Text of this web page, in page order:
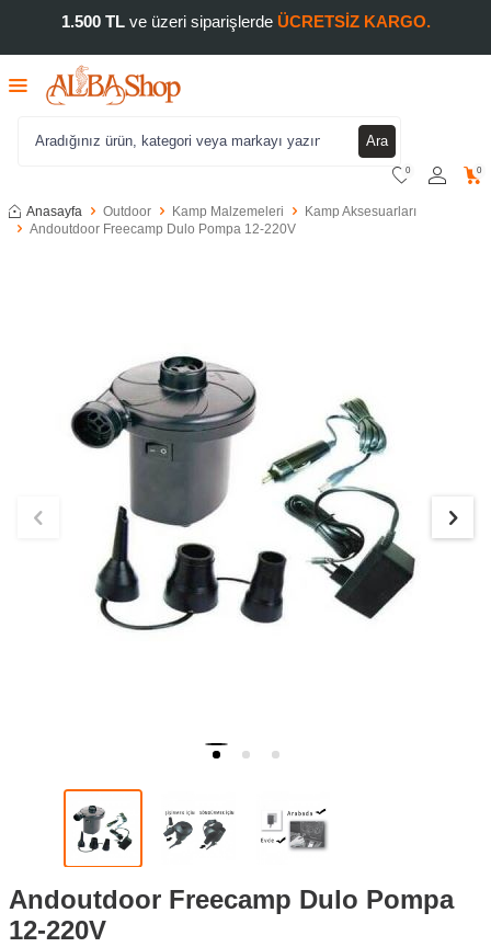
1.500 TLve üzeri siparişlerde ÜCRETSİZ KARGO.
Ara
0 0
Anasayfa Outdoor Kamp Malzemeleri
Kamp Aksesuarları
Andoutdoor Freecamp Dulo Pompa 12-220V
Andoutdoor Freecamp Dulo Pompa
12-220V